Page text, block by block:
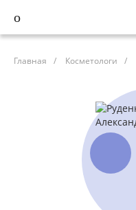
Главная / Косметологи /